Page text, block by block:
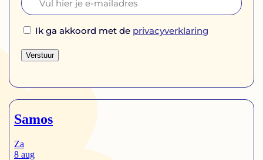
Ik ga akkoord met de privacyverklaring
Verstuur